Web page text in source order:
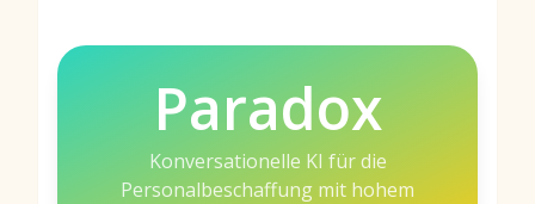
Paradox
Konversationelle KI für die
Personalbeschaffung mit hohem